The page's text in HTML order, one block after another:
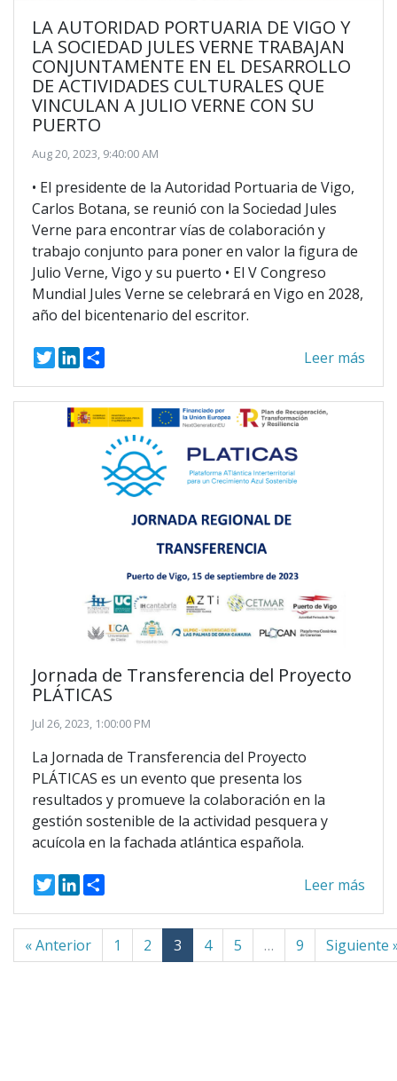
LA AUTORIDAD PORTUARIA DE VIGO Y
LA SOCIEDAD JULES VERNE TRABAJAN
CONJUNTAMENTE EN EL DESARROLLO
DE ACTIVIDADES CULTURALES QUE
VINCULAN A JULIO VERNE CON SU
PUERTO
Aug 20, 2023, 9:40:00 AM
• El presidente de la Autoridad Portuaria de Vigo,
Carlos Botana, se reunió con la Sociedad Jules
Verne para encontrar vías de colaboración y
trabajo conjunto para poner en valor la figura de
Julio Verne, Vigo y su puerto • El V Congreso
Mundial Jules Verne se celebrará en Vigo en 2028,
año del bicentenario del escritor.
T
w
i
t
L
n
k
e
d
a
r
e
Leer más
Jornada de Transferencia del Proyecto
PLÁTICAS
Jul 26, 2023, 1:00:00 PM
La Jornada de Transferencia del Proyecto
PLÁTICAS es un evento que presenta los
resultados y promueve la colaboración en la
gestión sostenible de la actividad pesquera y
acuícola en la fachada atlántica española.
T
w
i
t
t
e
r
L
n
k
e
d
I
a
r
Leer más
« Anterior 1 2 3 4 5 … 9 Siguiente